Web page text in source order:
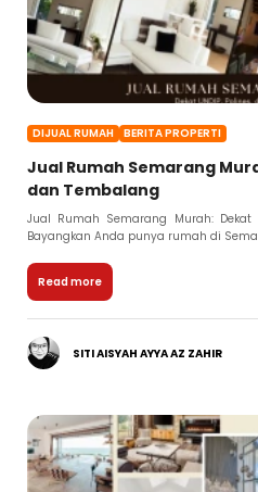
DIJUAL RUMAH BERITA PROPERTI
Jual Rumah Semarang
dan Tembalang
Jual Rumah Semarang Murah: Dekat
Bayangkan Anda punya rumah di
Read more
SITI AISYAH AYYA AZ ZAHIR